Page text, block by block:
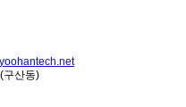
구산동)